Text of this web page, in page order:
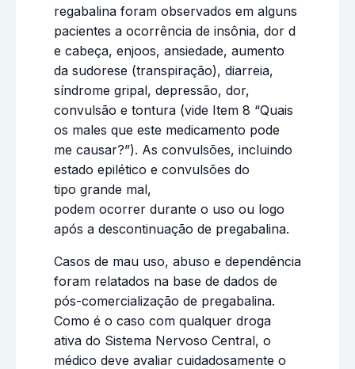
regabalina foram observados em alguns
pacientes a ocorrência de insônia, dor d
e cabeça, enjoos, ansiedade, aumento
da sudorese (transpiração), diarreia,
síndrome gripal, depressão, dor,
convulsão e tontura (vide Item 8 “Quais
os males que este medicamento pode
me causar?”). As convulsões, incluindo
estado epilético e convulsões do
tipo grande mal,
podem ocorrer durante o uso ou logo
após a descontinuação de pregabalina.
Casos de mau uso, abuso e dependência
foram relatados na base de dados de
pós-comercialização de pregabalina.
Como é o caso com qualquer droga
ativa do Sistema Nervoso Central, o
médico deve avaliar cuidadosamente o